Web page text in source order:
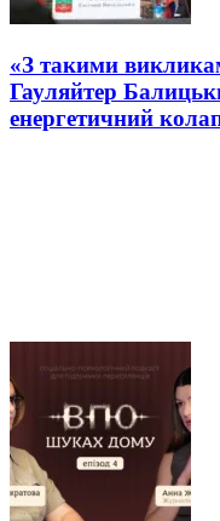
«З такими
Гауляйтер
енергетичний